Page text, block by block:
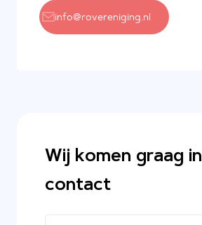
info@rovereniging.nl
Wij komen graag in
contact